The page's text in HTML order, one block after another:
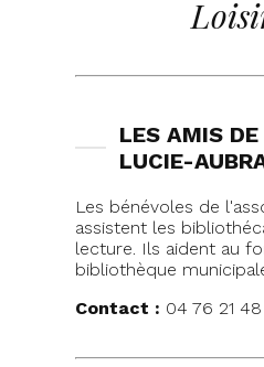
LES AMIS
LUCIE-
Les bénévoles de
assistent les
lecture. Ils aident au
bibliothèque
Contact : 04 76 21